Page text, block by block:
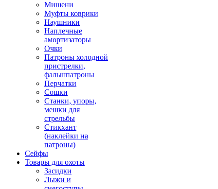
Мишени
Муфты коврики
Наушники
Наплечные
амортизаторы
Очки
Патроны холодной
пристрелки,
фальшпатроны
Перчатки
Сошки
Станки, упоры,
мешки для
стрельбы
Стикхант
(наклейки на
патроны)
Сейфы
Товары для охоты
Засидки
Лыжи и